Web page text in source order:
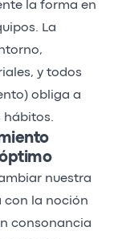
la forma en
La
y todos
obliga a
hábitos.
nuestra
con la noción
consonancia